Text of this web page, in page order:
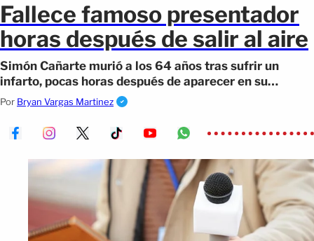
Fallece famoso presentador
horas después de salir al aire
Simón Cañarte murió a los 64 años tras sufrir un
infarto, pocas horas después de aparecer en su
programa, noticia que conmocionó
Por Bryan Vargas Martinez